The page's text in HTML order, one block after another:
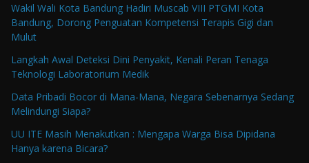
Wakil Wali Kota Bandung Hadiri Muscab VIII PTGMI Kota
Bandung, Dorong Penguatan Kompetensi Terapis Gigi dan
Mulut
Langkah Awal Deteksi Dini Penyakit, Kenali Peran Tenaga
Teknologi Laboratorium Medik
Data Pribadi Bocor di Mana-Mana, Negara Sebenarnya Sedang
Melindungi Siapa?
UU ITE Masih Menakutkan : Mengapa Warga Bisa Dipidana
Hanya karena Bicara?